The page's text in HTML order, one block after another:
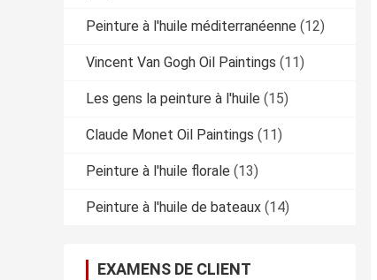
Peinture à l'huile méditerranéenne (12)
Vincent Van Gogh Oil Paintings (11)
Les gens la peinture à l'huile (15)
Claude Monet Oil Paintings (11)
Peinture à l'huile florale (13)
Peinture à l'huile de bateaux (14)
EXAMENS DE CLIENT